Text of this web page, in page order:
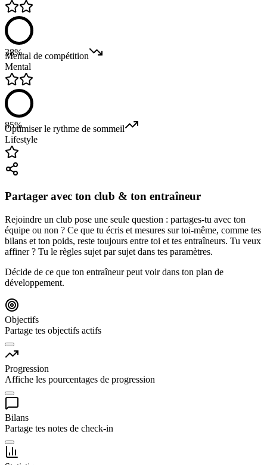
38%
Mental de compétition
Mental
85%
Optimiser le rythme de sommeil
Lifestyle
Partager avec ton club & ton entraîneur
Rejoindre un club pose une seule question : partages-tu avec ton
équipe ou non ? Ce que tu écris et mesures sur toi-même, comme tes
bilans et ton poids, reste toujours entre toi et tes entraîneurs. Tu veux
affiner ? Tu le règles sujet par sujet dans tes paramètres.
Décide de ce que ton entraîneur peut voir dans ton plan de
développement.
Objectifs
Partage tes objectifs actifs
Progression
Affiche les pourcentages de progression
Bilans
Partage tes notes de check-in